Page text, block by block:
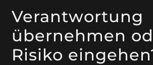
Verantwortung
übernehmen
Risiko